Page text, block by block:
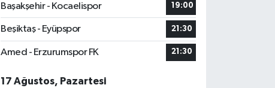
Başakşehir - Kocaelispor
19:00
Beşiktaş - Eyüpspor 21:30
Amed - Erzurumspor FK 21:30
17 Ağustos, Pazartesi